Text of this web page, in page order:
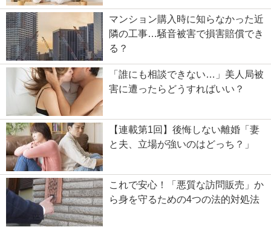
マンション購入時に知らなかった近
隣の工事…騒音被害で損害賠償でき
る？
「誰にも相談できない…」美人局被
害に遭ったらどうすればいい？
【連載第1回】後悔しない離婚「妻
と夫、立場が強いのはどっち？」
これで安心！「悪質な訪問販売」か
ら身を守るための4つの法的対処法